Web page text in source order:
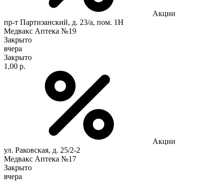
Акции
пр-т Партизанский, д. 23/а, пом. 1Н
Медвакс Аптека №19
Закрыто
вчера
Закрыто
1,00 р.
Акции
ул. Раковская, д. 25/2-2
Медвакс Аптека №17
Закрыто
вчера